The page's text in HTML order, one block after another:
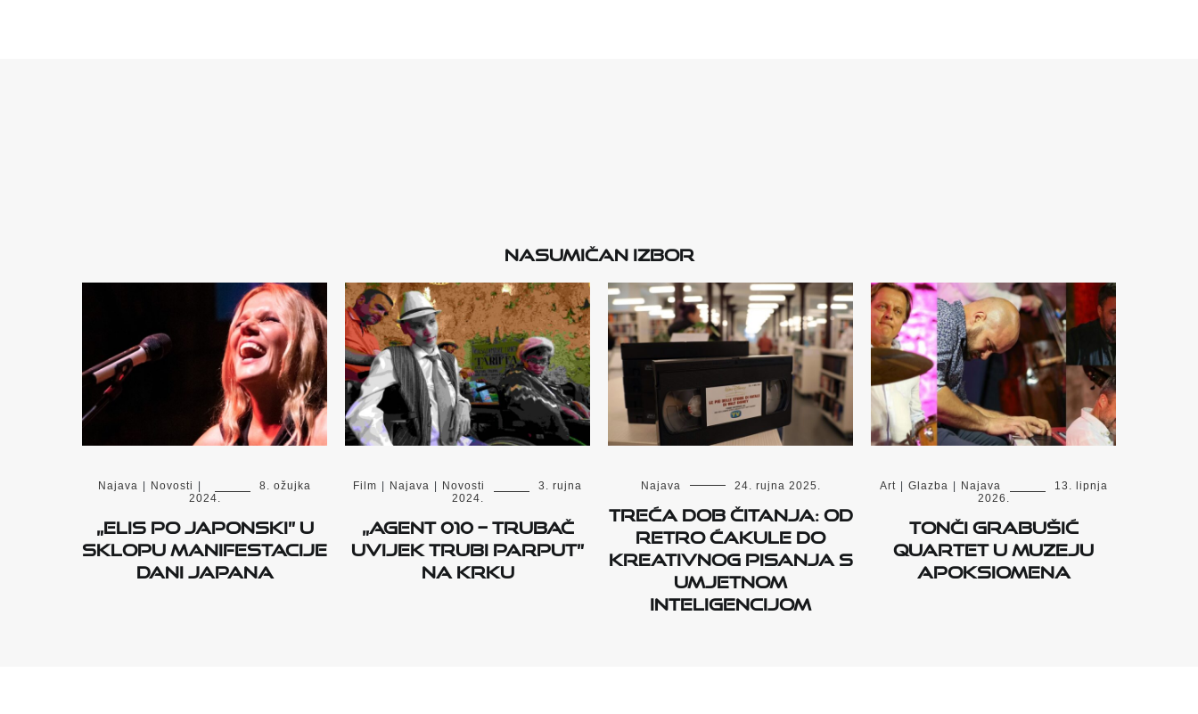
Nasumičan izbor
Najava Novosti
8. ožujka
2024.
„Elis po Japonski” u
sklopu manifestacije
Dani Japana
Film Najava Novosti
3. rujna
2024.
„Agent 010 – Trubač
uvijek trubi parput”
na Krku
Najava 24. rujna 2025.
Treća dob čitanja: Od
retro ćakule do
kreativnog pisanja s
umjetnom
inteligencijom
Art Glazba Najava
13. lipnja
2026.
Tonči Grabušić
Quartet u Muzeju
Apoksiomena